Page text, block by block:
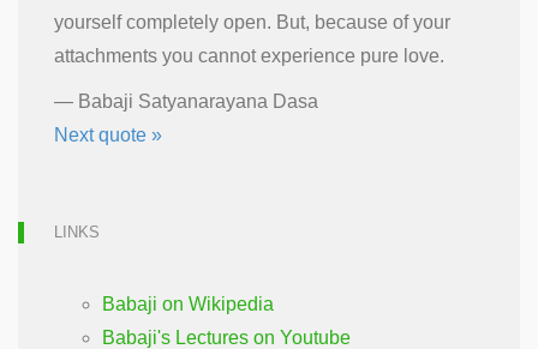
yourself completely open. But, because of your
attachments you cannot experience pure love.
— Babaji Satyanarayana Dasa
Next quote »
LINKS
Babaji on Wikipedia
Babaji's Lectures on Youtube